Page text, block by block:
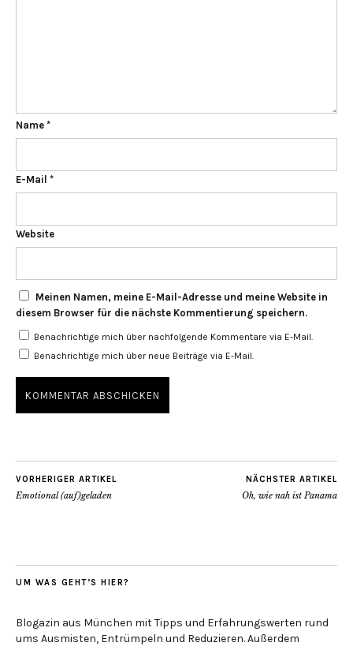
Name *
E-Mail *
Website
Meinen Namen, meine E-Mail-Adresse und meine Website in
diesem Browser für die nächste Kommentierung speichern.
Benachrichtige mich über nachfolgende Kommentare via E-Mail.
Benachrichtige mich über neue Beiträge via E-Mail.
VORHERIGER ARTIKEL
Emotional (auf)geladen
NÄCHSTER ARTIKEL
Oh, wie nah ist Panama
UM WAS GEHT’S HIER?
Blogazin aus München mit Tipps und Erfahrungswerten rund
ums Ausmisten, Entrümpeln und Reduzieren. Außerdem